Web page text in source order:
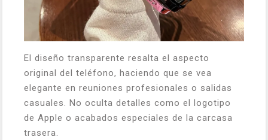
El diseño transparente resalta el aspecto
original del teléfono, haciendo que se vea
elegante en reuniones profesionales o salidas
casuales. No oculta detalles como el logotipo
de Apple o acabados especiales de la carcasa
trasera.